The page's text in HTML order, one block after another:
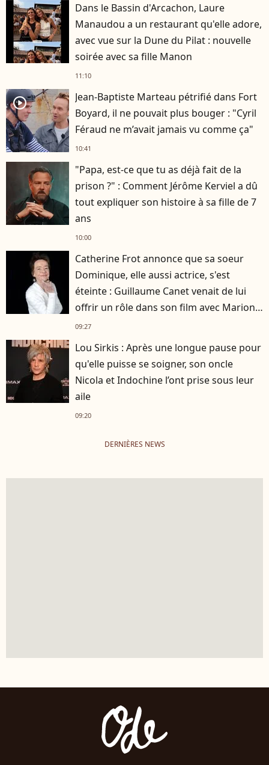
Dans le Bassin d'Arcachon, Laure
Manaudou a un restaurant qu'elle adore,
avec vue sur la Dune du Pilat : nouvelle
soirée avec sa fille Manon
11:10
player2
Jean-Baptiste Marteau pétrifié dans Fort
Boyard, il ne pouvait plus bouger : "Cyril
Féraud ne m’avait jamais vu comme ça"
10:41
"Papa, est-ce que tu as déjà fait de la
prison ?" : Comment Jérôme Kerviel a dû
tout expliquer son histoire à sa fille de 7
ans
10:00
Catherine Frot annonce que sa soeur
Dominique, elle aussi actrice, s'est
éteinte : Guillaume Canet venait de lui
offrir un rôle dans son film avec Marion
Cotillard
09:27
Lou Sirkis : Après une longue pause pour
qu'elle puisse se soigner, son oncle
Nicola et Indochine l’ont prise sous leur
aile
09:20
DERNIÈRES NEWS